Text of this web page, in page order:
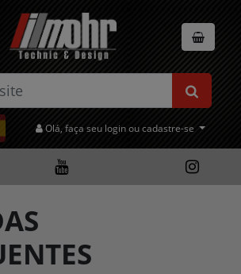
Olá, faça seu login ou cadastre-se